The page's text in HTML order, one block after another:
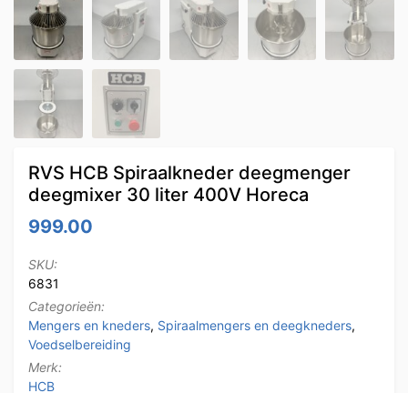
RVS HCB Spiraalkneder deegmenger
deegmixer 30 liter 400V Horeca
999.00
SKU:
6831
Categorieën:
Mengers en kneders, Spiraalmengers en deegkneders,
Voedselbereiding
Merk:
HCB